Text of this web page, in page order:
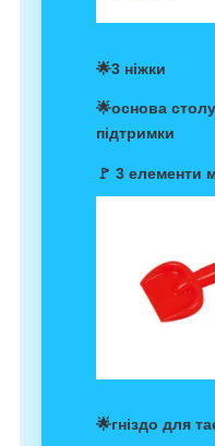
🌟3 ніжки
🌟основа
підтримки
🚩 3 елементи
🌟гніздо для